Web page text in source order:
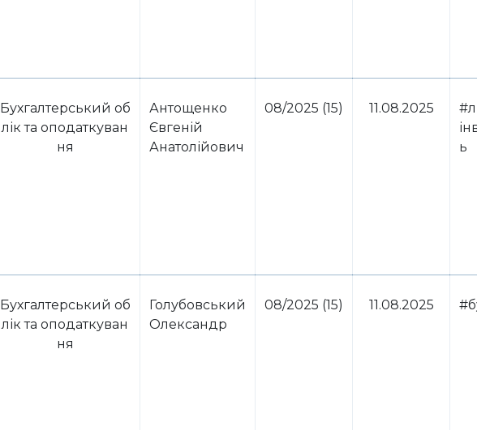
Бухгалтерський об
лік та оподаткуван
ня
Антощенко
Євгеній
Анатолійович
08/2025 (15) 11.08.2025
ь
Бухгалтерський об
лік та оподаткуван
ня
Голубовський
Олександр
08/2025 (15) 11.08.2025